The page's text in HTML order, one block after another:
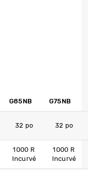
G85NB G75NB
32 po 32 po
1000 R
Incurvé
1000 R
Incurvé